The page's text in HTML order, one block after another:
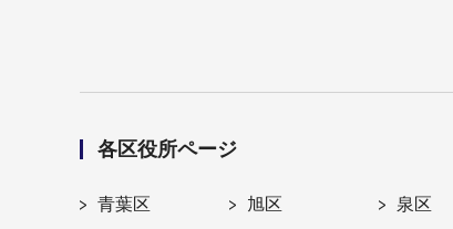
各区役所ページ
青葉区 旭区 泉区